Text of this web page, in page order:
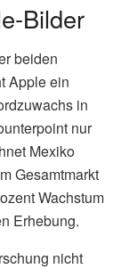
Bilder
beiden
Apple ein
in
nur
Mexiko
Gesamtmarkt
Wachstum
Erhebung.
nicht